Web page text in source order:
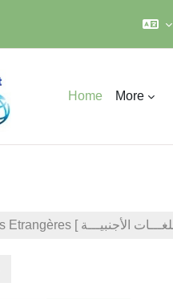
Home More